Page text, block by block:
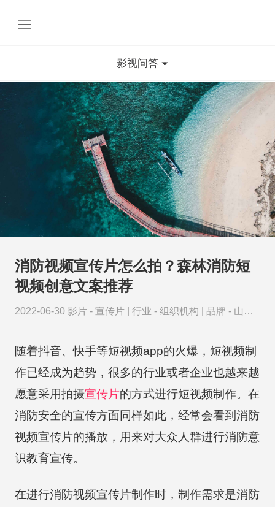
影视问答
消防视频宣传片怎么拍？森林消防短
视频创意文案推荐
2022-06-30 影片 - 宣传片 行业 - 组织机构 品牌 - 山西
随着抖音、快手等短视频app的火爆，短视频制
作已经成为趋势，很多的行业或者企业也越来越
愿意采用拍摄宣传片的方式进行短视频制作。在
消防安全的宣传方面同样如此，经常会看到消防
视频宣传片的播放，用来对大众人群进行消防意
识教育宣传。
在进行消防视频宣传片制作时，制作需求是消防